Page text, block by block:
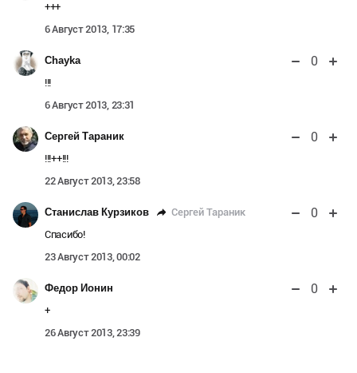
+++
6 Август 2013, 17:35
Chayka 0
!!!
6 Август 2013, 23:31
Сергей Тараник 0
!!!++!!!
22 Август 2013, 23:58
Станислав Курзиков Сергей Тараник 0
Спасибо!
23 Август 2013, 00:02
Федор Ионин 0
+
26 Август 2013, 23:39